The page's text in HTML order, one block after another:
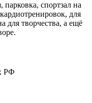
парковка, спортзал на
для
для творчества, а ещё
РФ